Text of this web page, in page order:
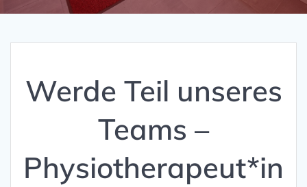
Werde Teil unseres
Teams –
Physiotherapeut*in